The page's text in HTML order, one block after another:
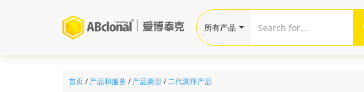
首页/ 产品和服务 / 产品类型 /二代测序产品
所有产品